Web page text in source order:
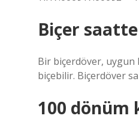
Biçer
Bir biçerdöver, uygun
biçebilir. Biçerdöver
100 dönüm